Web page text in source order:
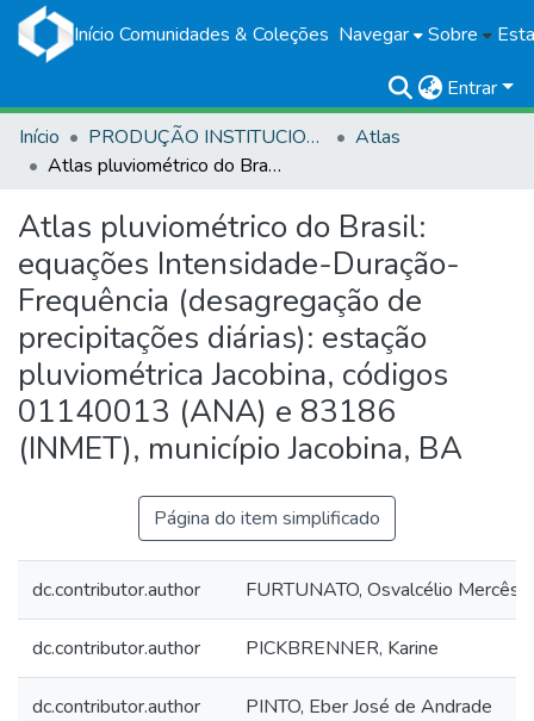
Início Comunidades & Coleções Navegar Sobre
Entrar
Início
PRODUÇÃO INSTITUCIONAL
Atlas
Atlas pluviométrico do Brasil: equações Intensidade-Duração-Frequência (desagregação de precipitações diárias): estação pluviométrica Jacobina, códigos 01140013 (ANA) e 83186 (INMET), município Jacobina, BA
Atlas pluviométrico do Brasil:
equações Intensidade-Duração-
Frequência (desagregação de
precipitações diárias): estação
pluviométrica Jacobina, códigos
01140013 (ANA) e 83186
(INMET), município Jacobina, BA
Página do item simplificado
dc.contributor.author FURTUNATO, Osvalcélio Mercês
dc.contributor.author PICKBRENNER, Karine
dc.contributor.author PINTO, Eber José de Andrade